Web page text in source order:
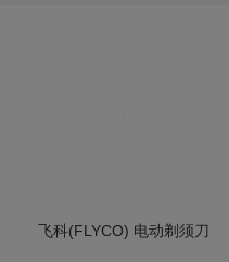
飞科(FLYCO) 电动剃须刀